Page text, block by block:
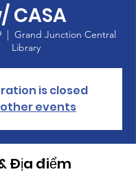
CASA
  |
Grand Junction Central
Library
is closed
other events
Địa điểm